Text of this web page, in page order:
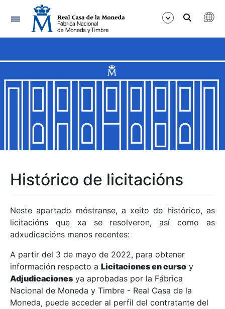
Navegación
Mostrar/Ocultar
Mostrar/Ocultar
Mostrar/Ocultar
Mostrar/Ocultar
Mostrar/Ocultar
Mostrar/Ocultar
Histórico de licitacións
Neste apartado móstranse, a xeito de histórico, as
licitacións que xa se resolveron, así como as
adxudicacións menos recentes:
A partir del 3 de mayo de 2022, para obtener
información respecto a Licitaciones en curso y
Adjudicaciones ya aprobadas por la Fábrica
Nacional de Moneda y Timbre - Real Casa de la
Moneda, puede acceder al perfil del contratante del